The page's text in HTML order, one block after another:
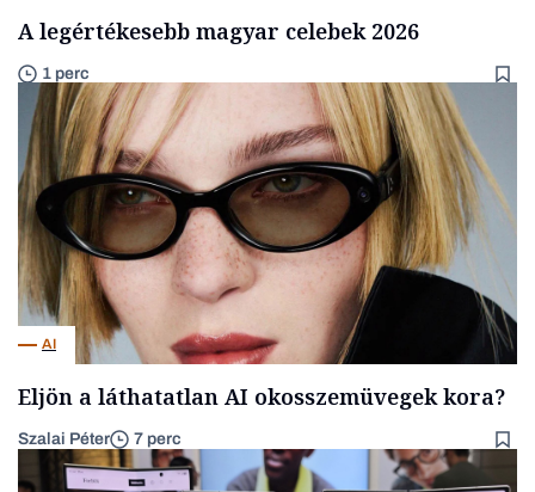
A legértékesebb magyar celebek 2026
1 perc
AI
Eljön a láthatatlan AI okosszemüvegek kora?
Szalai Péter 7 perc